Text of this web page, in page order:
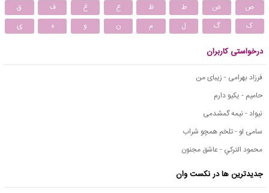
ص
ض ط ظ ع غ ف
ق
ک
گ ل م ن و ه ی
درخواستی کاربران
فرزاد بهرامی - زیبای من
حامیم - یکیو دارم
نیواد - نیمه گمشدمی
سامی لو - تلخم همچو شراب
محمود التركي - عاشق مجنون
جدیدترین ها در نکست وان